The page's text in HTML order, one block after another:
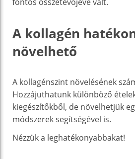
A kollagén
növelhető
A kollagénszint növelésének
Hozzájuthatunk különböző
kiegészítőkből, de növelhetjük
módszerek segítségével is.
Nézzük a leghatékonyabbakat!